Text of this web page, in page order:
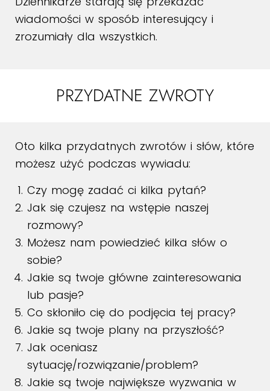
wiadomości w sposób interesujący i
zrozumiały dla wszystkich.
PRZYDATNE ZWROTY
Oto kilka przydatnych zwrotów i słów, które
możesz użyć podczas wywiadu:
Czy mogę zadać ci kilka pytań?
Jak się czujesz na wstępie naszej
rozmowy?
Możesz nam powiedzieć kilka słów o
sobie?
Jakie są twoje główne zainteresowania
lub pasje?
Co skłoniło cię do podjęcia tej pracy?
Jakie są twoje plany na przyszłość?
Jak oceniasz
sytuację/rozwiązanie/problem?
Jakie są twoje największe wyzwania w